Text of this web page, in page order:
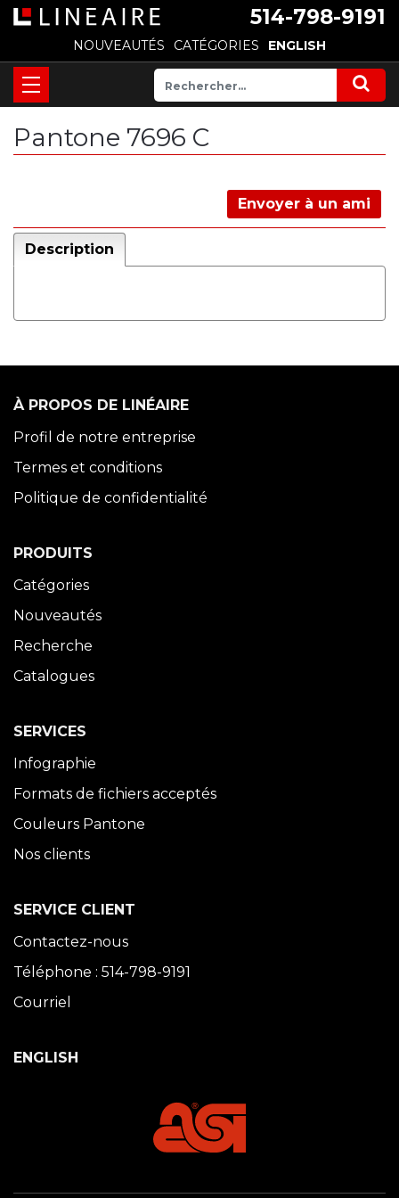
514-798-9191
NOUVEAUTÉS CATÉGORIES ENGLISH
Pantone 7696 C
Envoyer à un ami
Description
À PROPOS DE LINÉAIRE
Profil de notre entreprise
Termes et conditions
Politique de confidentialité
PRODUITS
Catégories
Nouveautés
Recherche
Catalogues
SERVICES
Infographie
Formats de fichiers acceptés
Couleurs Pantone
Nos clients
SERVICE CLIENT
Contactez-nous
Téléphone : 514-798-9191
Courriel
ENGLISH